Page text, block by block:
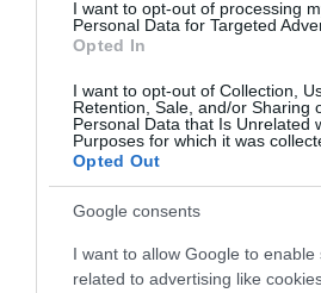
I want to opt-out of processing
Personal Data for Targeted
Opted In
I want to opt-out of Collection,
Retention, Sale, and/or Sharing
Personal Data that Is Unrelated
Purposes for which it was
Opted Out
Google consents
I want to allow Google to enable
related to advertising like
Stilul Castelului Xàtiva, care
Sierra del Castel, este